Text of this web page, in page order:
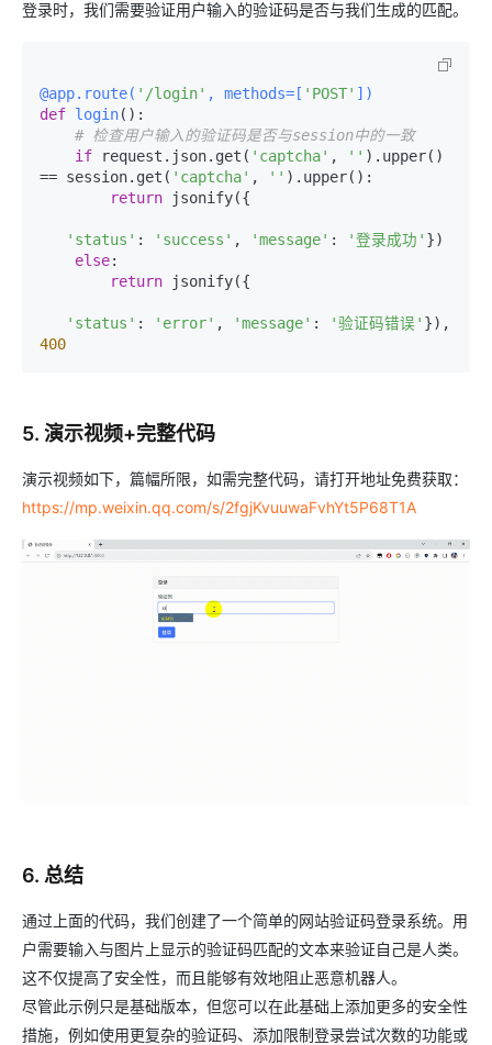
登录时，我们需要验证用户输入的验证码是否与我们生成的匹配。
@app.route( '/login' , methods=[ 'POST' ] )
def login():
# 检查用户输入的验证码是否与session中的一致
if request.json.get( 'captcha' , '' ).upper()
== session.get( 'captcha' , '' ).upper():
return jsonify({
'status' : 'success' , 'message' : '登录成功' })
else:
return jsonify({
'status' : 'error' , 'message' : '验证码错误'
400
5. 演示视频+完整代码
演示视频如下，篇幅所限，如需完整代码，请打开地址免费获取：
https://mp.weixin.qq.com/s/2fgjKvuuwaFvhYt5P68T1A
6. 总结
通过上面的代码，我们创建了一个简单的网站验证码登录系统。用
户需要输入与图片上显示的验证码匹配的文本来验证自己是人类。
这不仅提高了安全性，而且能够有效地阻止恶意机器人。
尽管此示例只是基础版本，但您可以在此基础上添加更多的安全性
措施，例如使用更复杂的验证码、添加限制登录尝试次数的功能或